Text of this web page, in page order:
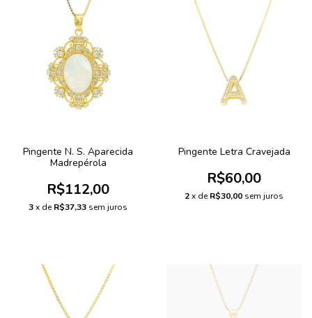
Pingente N. S. Aparecida
Madrepérola
R$112,00
3x deR$37,33 sem juros
Pingente Letra Cravejada
R$60,00
2x deR$30,00 sem juros